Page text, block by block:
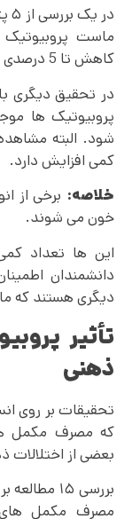
کاهش تا 5 درصدی ال دی ال می شود.
پروبیوتیک ها
کمی افزایش دارد.
خلاصه: برخی از
خون می شوند.
این ها تعداد
دانشمندان
دیگری هستند که
تأثیر
ذهنی
تحقیقات بر روی
که مصرف مکمل
بعضی از اختلالات
بررسی ۱۵